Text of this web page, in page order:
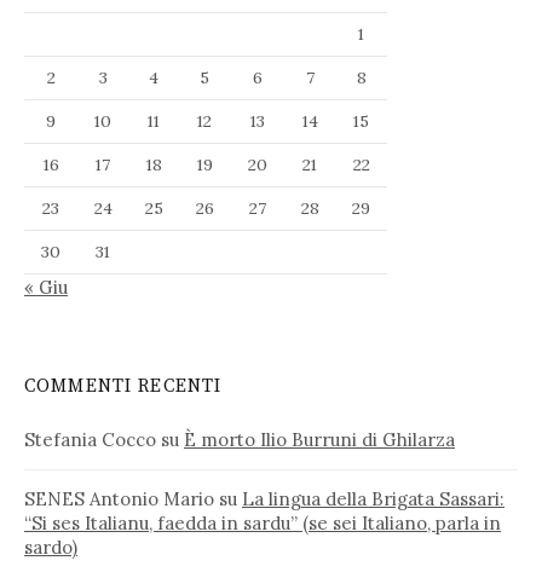
1
2
3 4 5 6 7
8
9
10 11 12 13 14
15
16
17 18 19 20 21
22
23
24 25 26 27 28
29
30
31
« Giu
COMMENTI RECENTI
Stefania Cocco su È morto Ilio Burruni di Ghilarza
SENES Antonio Mario su La lingua della Brigata Sassari:
“Si ses Italianu, faedda in sardu” (se sei Italiano, parla in
sardo)